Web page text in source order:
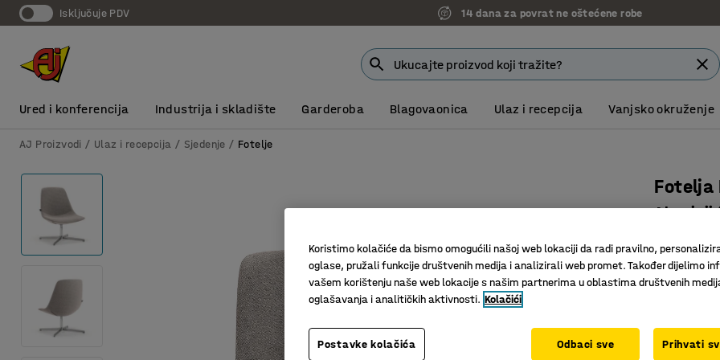
Isključuje PDV 14 dana za povrat ne oštećene robe
Ured i konferencija Industrija i skladište Garderoba Blagovaonica Ulaz i recepcija Vanjsko okruženje
AJ Proizvodi Ulaz i recepcija Sjedenje Fotelje
Fotelja
Boja:Sivo-
Koristimo kolačiće da bismo omogućili našoj web lokaciji da radi pravilno,
oglase, pružali funkcije društvenih medija i analizirali web promet. Također dijelimo
vašem korištenju naše web lokacije s našim partnerima u oblastima društvenih
oglašavanja i analitičkih aktivnosti. Kolačići
Postavke kolačića Odbaci sve Prihvati